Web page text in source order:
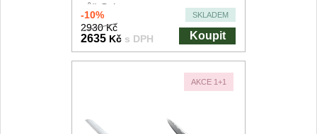
nůž Seburo...
-10% SKLADEM
2930 Kč
2635 Kč s DPH Koupit
AKCE 1+1